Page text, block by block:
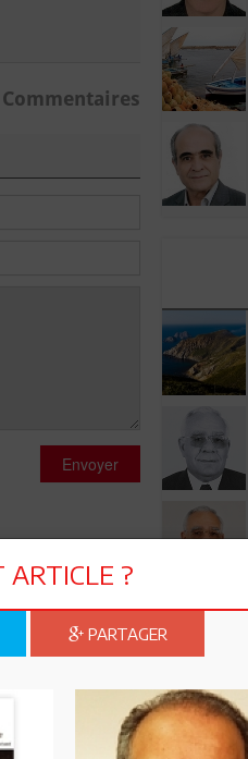
Envoyer
ARTICLE ?
PARTAGER